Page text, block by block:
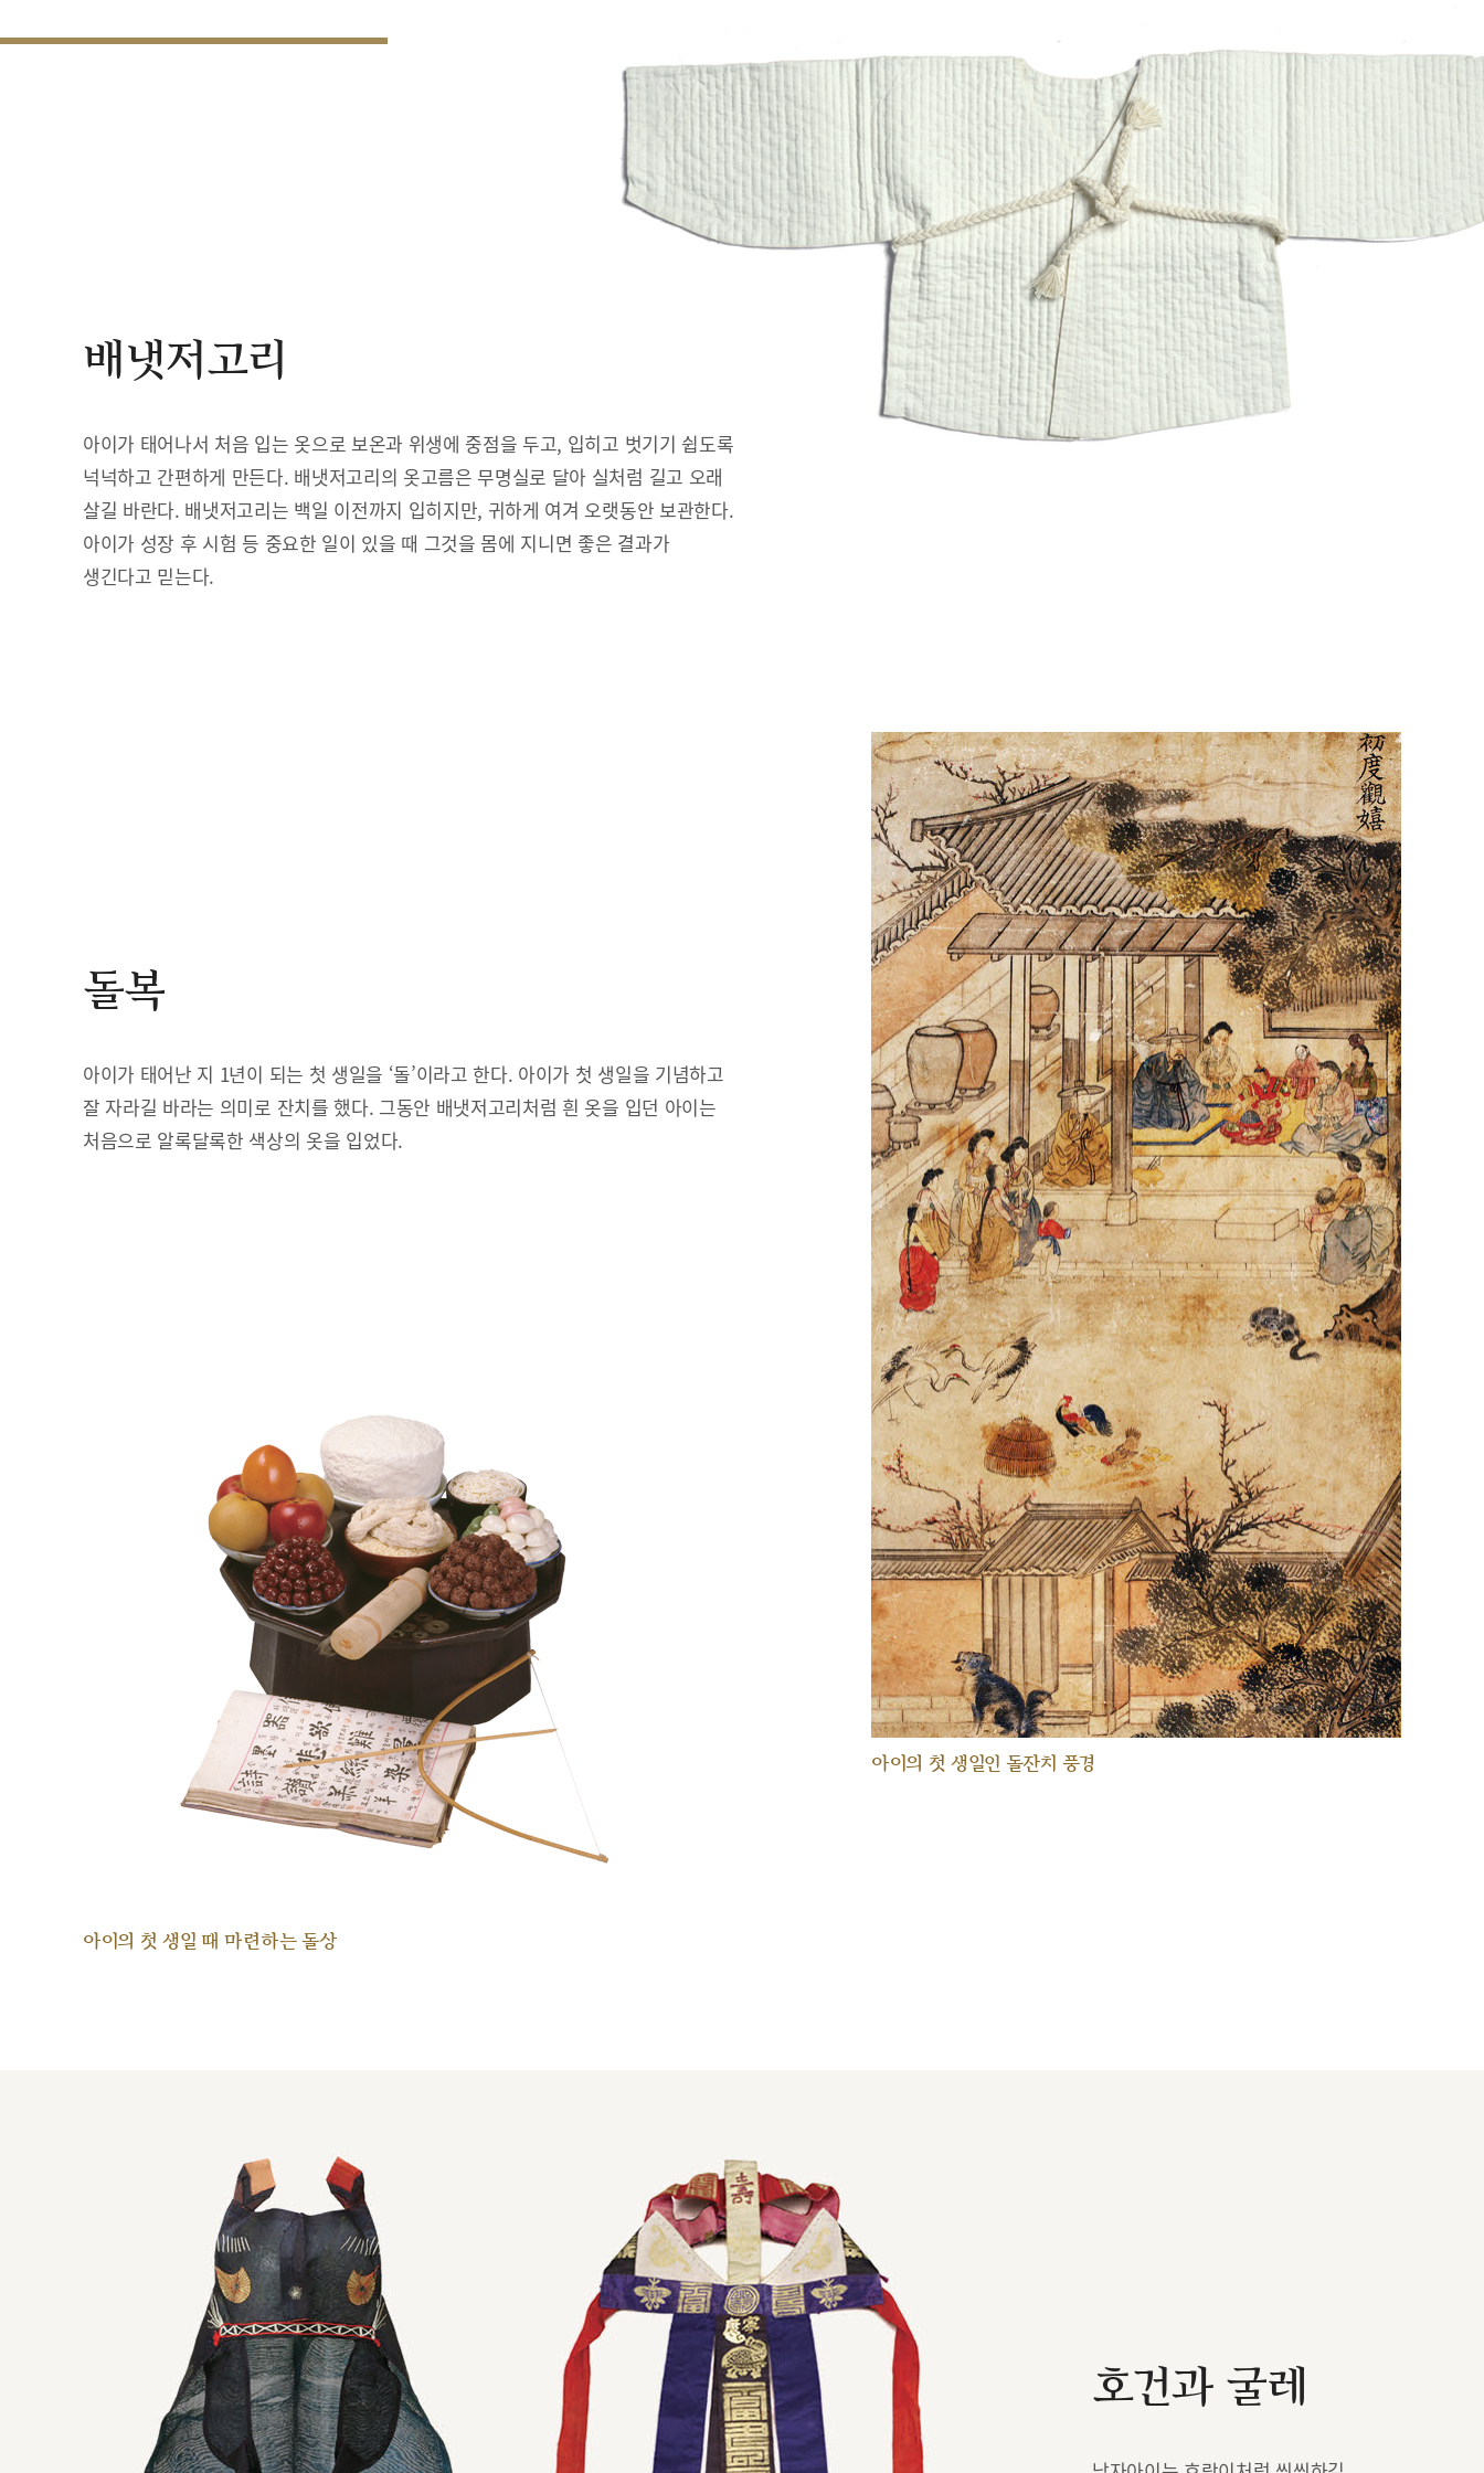
배냇저고리
아이가 태어나서 처음 입는 옷으로 보온과 위생에 중점을 두고, 입히고 벗기기 쉽도록
넉넉하고 간편하게 만든다. 배냇저고리의 옷고름은 무명실로 달아 실처럼 길고 오래
살길 바란다. 배냇저고리는 백일 이전까지 입히지만, 귀하게 여겨 오랫동안 보관한다.
아이가 성장 후 시험 등 중요한 일이 있을 때 그것을 몸에 지니면 좋은 결과가
생긴다고 믿는다.
아이의 첫 생일인 돌잔치 풍경
돌복
아이가 태어난 지 1년이 되는 첫 생일을 ‘돌’이라고 한다. 아이가 첫 생일을 기념하고
잘 자라길 바라는 의미로 잔치를 했다. 그동안 배냇저고리처럼 흰 옷을 입던 아이는
처음으로 알록달록한 색상의 옷을 입었다.
아이의 첫 생일 때 마련하는 돌상
호건과 굴레